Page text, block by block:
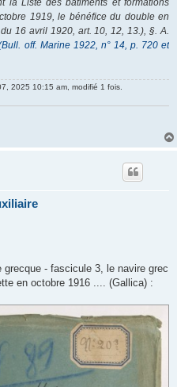
la Liste des bâtiments et formations
1919, le bénéfice du double en
16 avril 1920, art. 10, 12, 13.), §. A.
off. Marine 1922, n° 14, p. 720 et
2025 10:15 am, modifié 1 fois.
grecque - fascicule 3, le navire grec
en octobre 1916 .... (Gallica) :